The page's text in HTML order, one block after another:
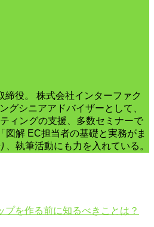
役。 株式会社インターファク
グシニアアドバイザーとして、
ィングの支援、多数セミナーで
図解 EC担当者の基礎と実務がま
、執筆活動にも力を入れている。
プを作る前に知るべきことは？